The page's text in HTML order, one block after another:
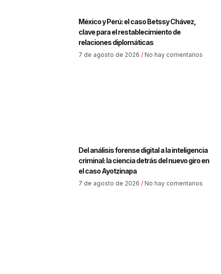
México y Perú: el caso Betssy Chávez,
clave para el restablecimiento de
relaciones diplomáticas
7 de agosto de 2026 No hay comentarios
Del análisis forense digital a la inteligencia
criminal: la ciencia detrás del nuevo giro en
el caso Ayotzinapa
7 de agosto de 2026 No hay comentarios